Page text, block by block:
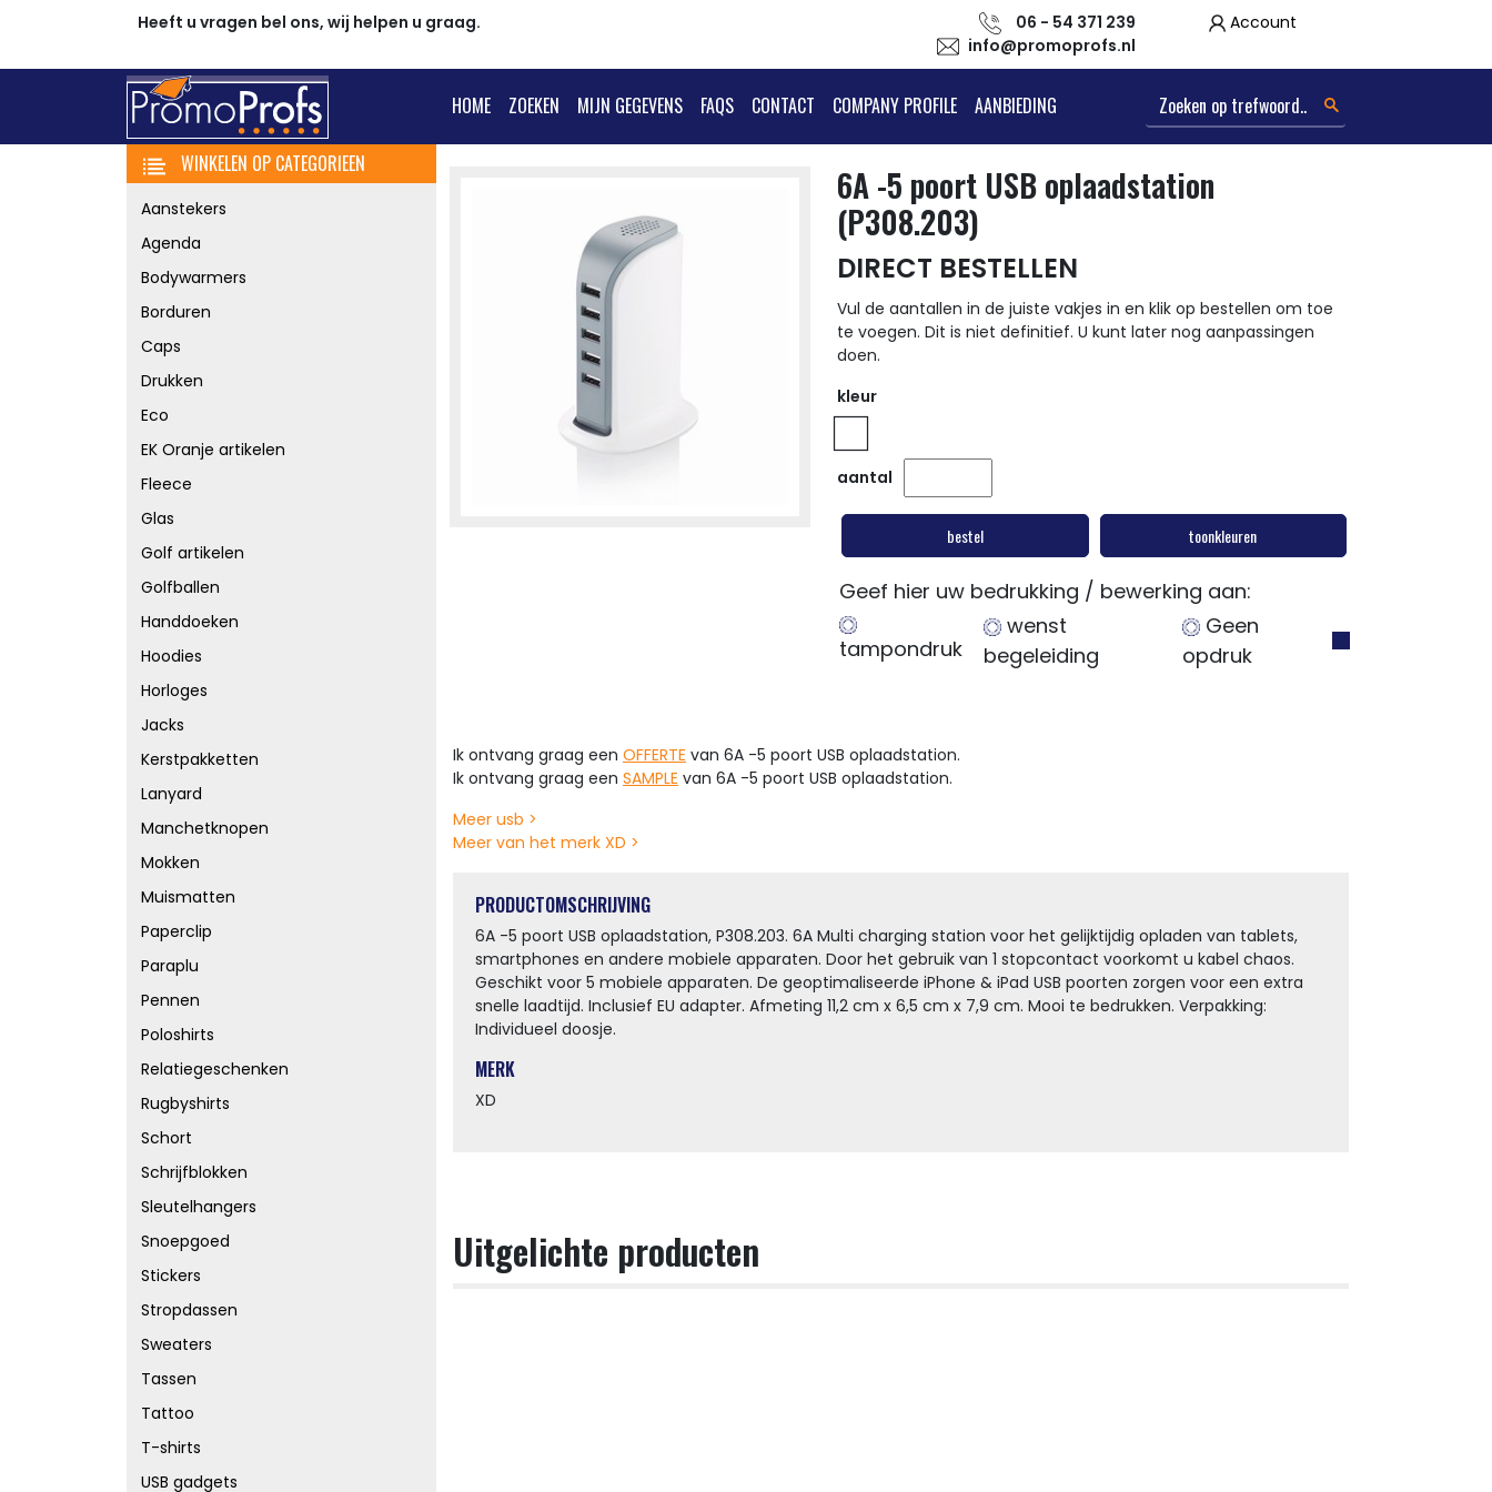
Heeft u vragen bel ons, wij helpen u graag.
06 - 54 371 239
info@promoprofs.nl
Account
HOME ZOEKEN MIJN GEGEVENS FAQS CONTACT COMPANY PROFILE AANBIEDING
WINKELEN OP CATEGORIEEN
Aanstekers
Agenda
Bodywarmers
Borduren
Caps
Drukken
Eco
EK Oranje artikelen
Fleece
Glas
Golf artikelen
Golfballen
Handdoeken
Hoodies
Horloges
Jacks
Kerstpakketten
Lanyard
Manchetknopen
Mokken
Muismatten
Paperclip
Paraplu
Pennen
Poloshirts
Relatiegeschenken
Rugbyshirts
Schort
Schrijfblokken
Sleutelhangers
Snoepgoed
Stickers
Stropdassen
Sweaters
Tassen
Tattoo
T-shirts
USB gadgets
6A -5 poort USB oplaadstation
(P308.203)
DIRECT BESTELLEN
Vul de aantallen in de juiste vakjes in en klik op bestellen om toe
te voegen. Dit is niet definitief. U kunt later nog aanpassingen
doen.
kleur
aantal
bestel toonkleuren
Geef hier uw bedrukking / bewerking aan:
tampondruk
wenst
begeleiding
Geen
opdruk
Ik ontvang graag een OFFERTE van 6A -5 poort USB oplaadstation.
Ik ontvang graag een SAMPLE van 6A -5 poort USB oplaadstation.
Meer usb >
Meer van het merk XD >
PRODUCTOMSCHRIJVING
6A -5 poort USB oplaadstation, P308.203. 6A Multi charging station voor het gelijktijdig opladen van tablets,
smartphones en andere mobiele apparaten. Door het gebruik van 1 stopcontact voorkomt u kabel chaos.
Geschikt voor 5 mobiele apparaten. De geoptimaliseerde iPhone & iPad USB poorten zorgen voor een extra
snelle laadtijd. Inclusief EU adapter. Afmeting 11,2 cm x 6,5 cm x 7,9 cm. Mooi te bedrukken. Verpakking:
Individueel doosje.
MERK
XD
Uitgelichte producten